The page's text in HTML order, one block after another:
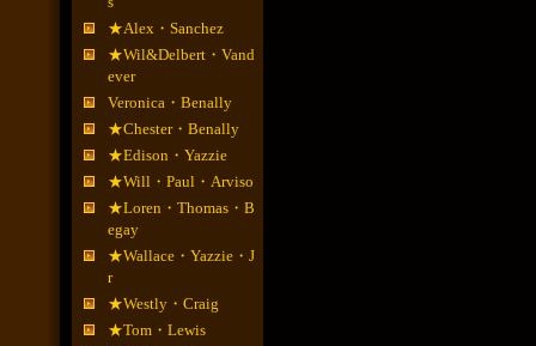
★Alex・Sanchez
★Wil&Delbert・Vand
ever
Veronica・Benally
★Chester・Benally
★Edison・Yazzie
★Will・Paul・Arviso
★Loren・Thomas・B
egay
★Wallace・Yazzie・J
r
★Westly・Craig
★Tom・Lewis